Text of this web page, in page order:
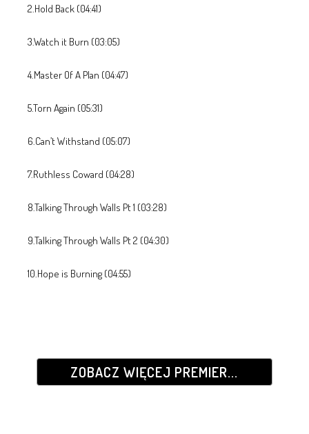
2.Hold Back (04:41)
3.Watch it Burn (03:05)
4.Master Of A Plan (04:47)
5.Torn Again (05:31)
6.Can’t Withstand (05:07)
7.Ruthless Coward (04:28)
8.Talking Through Walls Pt 1 (03:28)
9.Talking Through Walls Pt 2 (04:30)
10.Hope is Burning (04:55)
ZOBACZ WIĘCEJ PREMIER...